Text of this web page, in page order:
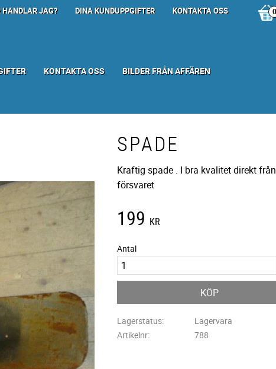
HANDLAR JAG? DINA KUNDUPPGIFTER KONTAKTA OSS
KONTAKTA OSS
BILDER FRÅN AFFÄREN
SPADE
Kraftig spade . I bra kvalitet direkt från
försvaret
199 KR
Antal
KÖP
Lagerstatus
Lagervara
Artikelnr
788